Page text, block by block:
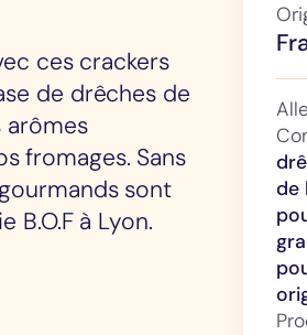
ces crackers
de drêches de
arômes
fromages. Sans
sont
B.O.F à Lyon.
de